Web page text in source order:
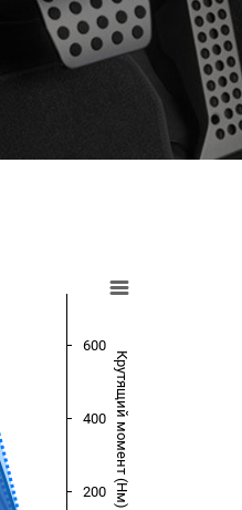
Крутящий момент (Нм)
200
400
600